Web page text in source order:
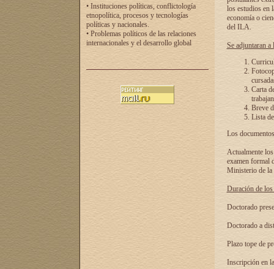
• Instituciones políticas, conflictología
etnopolítica, procesos y tecnologías
políticas y nacionales.
• Problemas políticos de las relaciones
internacionales y el desarrollo global
los estudios en
economía o
del ILA.
Se adjuntaran a
Carta
Breve
Lista
Los
Actualmente
examen formal
Ministerio de la
Duración de
Doctorado
Doctorado a
Plazo tope de
Inscripción en